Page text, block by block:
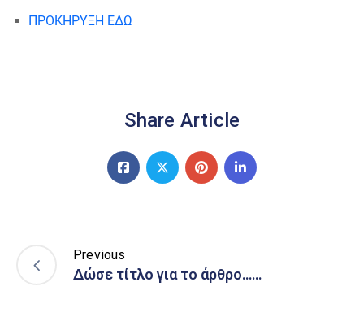
ΠΡΟΚΗΡΥΞΗ ΕΔΩ
Share Article
Previous
Δώσε τίτλο για το άρθρο……